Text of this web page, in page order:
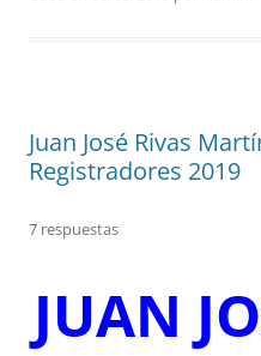
Juan José Rivas
Registradores 2019
7 respuestas
JUAN